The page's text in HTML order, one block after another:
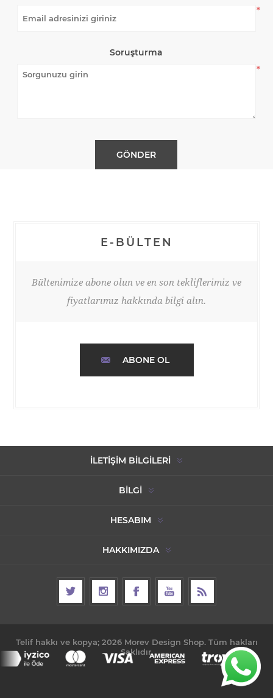
*
Soruşturma
*
E-BÜLTEN
Bültenimize abone olun ve en son tekliflerimiz ve
fiyatlarımız hakkında bilgi alın.
ABONE OL
İLETIŞIM BILGILERI
BILGI
HESABIM
HAKKIMIZDA
Telif hakkı ve kopya; 2026 Morev Design Shop. Tüm hakları
Saklıdır.